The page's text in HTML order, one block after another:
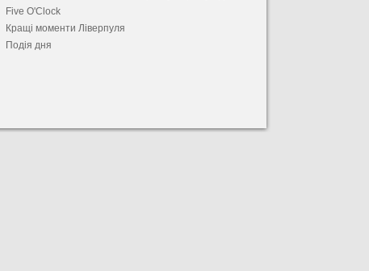
Five O'Clock
Кращі моменти Ліверпуля
Подія дня